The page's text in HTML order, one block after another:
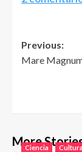
Post
Previous:
Mare
More
Ciencia